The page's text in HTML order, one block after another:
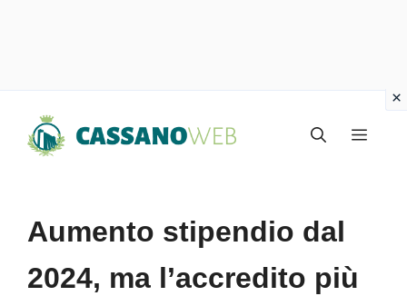
Menu
Aumento stipendio dal
2024, ma l’accredito più